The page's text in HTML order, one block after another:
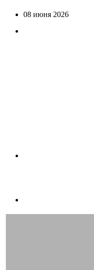
08 июня 2026